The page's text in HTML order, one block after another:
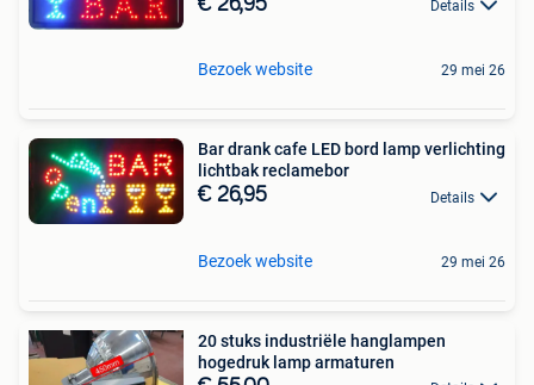
€ 26,95 Details
Bezoek website 29 mei 26
Bar drank cafe LED bord lamp verlichting
lichtbak reclamebor
€ 26,95 Details
Bezoek website 29 mei 26
20 stuks industriële hanglampen
hogedruk lamp armaturen